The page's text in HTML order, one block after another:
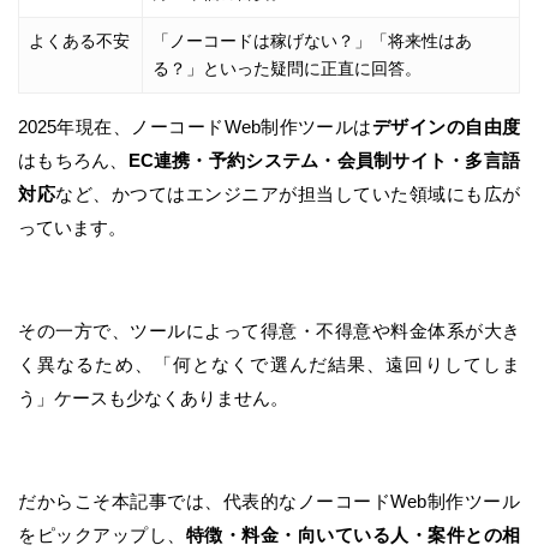
よくある不安
「ノーコードは稼げない？」「将来性はあ
る？」といった疑問に正直に回答。
2025年現在、ノーコードWeb制作ツールはデザインの自由度
はもちろん、 EC連携・予約システム・会員制サイト・多言語
対応など、かつてはエンジニアが担当していた領域にも広が
っています。
その一方で、ツールによって得意・不得意や料金体系が大き
く異なるため、「何となくで選んだ結果、遠回りしてしま
う」ケースも少なくありません。
だからこそ本記事では、代表的なノーコードWeb制作ツール
をピックアップし、 特徴・料金・向いている人・案件との相